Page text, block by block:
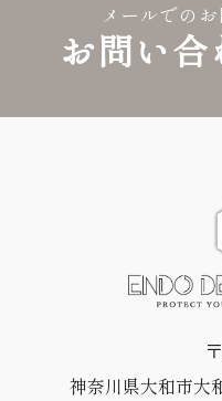
メールでの
お問い
神奈川県大和市大